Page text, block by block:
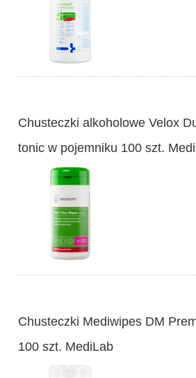
Chusteczki alkoholowe Velox
tonic w pojemniku 100 szt.
Chusteczki Mediwipes DM
100 szt. MediLab